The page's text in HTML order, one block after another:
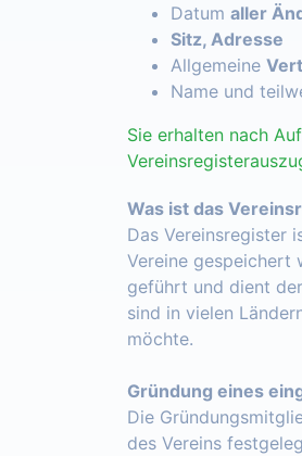
Datum aller
Sitz, Adresse
Allgemeine
Name und
Sie erhalten nach
Was ist das
Das Vereinsregister
Vereine gespeichert
geführt und dient
sind in vielen
möchte.
Gründung eines
Die
des Vereins